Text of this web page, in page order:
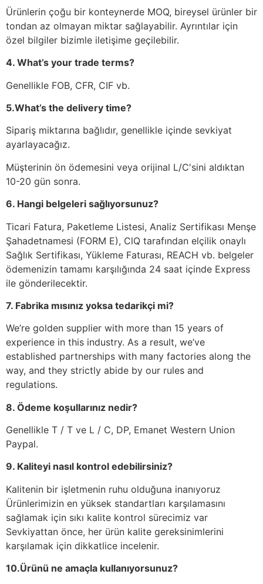
Ürünlerin çoğu bir konteynerde MOQ, bireysel ürünler bir
tondan az olmayan miktar sağlayabilir. Ayrıntılar için
özel bilgiler bizimle iletişime geçilebilir.
4. What’s your trade terms?
Genellikle FOB, CFR, CIF vb.
5.What’s the delivery time?
Sipariş miktarına bağlıdır, genellikle içinde sevkiyat
ayarlayacağız.
Müşterinin ön ödemesini veya orijinal L/C'sini aldıktan
10-20 gün sonra.
6. Hangi belgeleri sağlıyorsunuz?
Ticari Fatura, Paketleme Listesi, Analiz Sertifikası Menşe
Şahadetnamesi (FORM E), ClQ tarafından elçilik onaylı
Sağlık Sertifikası, Yükleme Faturası, REACH vb. belgeler
ödemenizin tamamı karşılığında 24 saat içinde Express
ile gönderilecektir.
7. Fabrika mısınız yoksa tedarikçi mi?
We’re golden supplier with more than 15 years of
experience in this industry. As a result, we’ve
established partnerships with many factories along the
way, and they strictly abide by our rules and
regulations.
8. Ödeme koşullarınız nedir?
Genellikle T / T ve L / C, DP, Emanet Western Union
Paypal.
9. Kaliteyi nasıl kontrol edebilirsiniz?
Kalitenin bir işletmenin ruhu olduğuna inanıyoruz
Ürünlerimizin en yüksek standartları karşılamasını
sağlamak için sıkı kalite kontrol sürecimiz var
Sevkiyattan önce, her ürün kalite gereksinimlerini
karşılamak için dikkatlice incelenir.
10.Ürünü ne amaçla kullanıyorsunuz?